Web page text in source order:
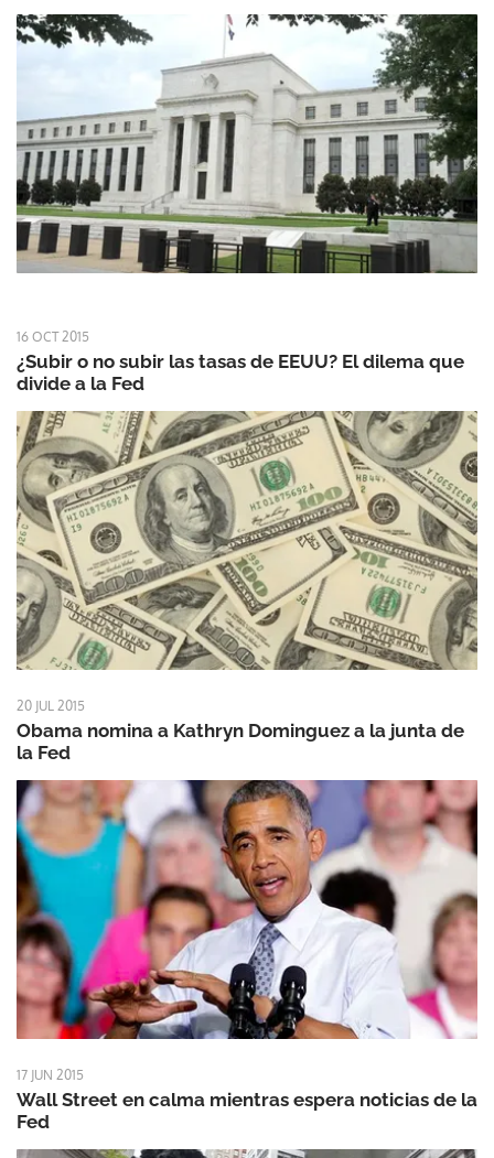
16 OCT 2015
¿Subir o no subir las tasas de EEUU? El dilema que
divide a la Fed
20 JUL 2015
Obama nomina a Kathryn Dominguez a la junta de
la Fed
17 JUN 2015
Wall Street en calma mientras espera noticias de la
Fed